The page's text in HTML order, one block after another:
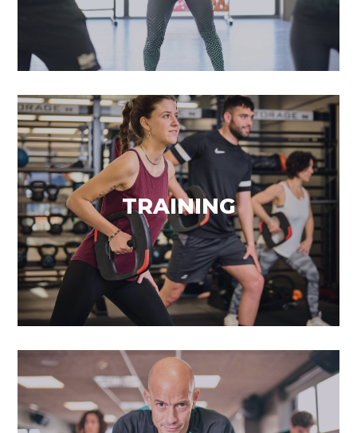
TRAINING
Exercicis de força
VEURE MÉS